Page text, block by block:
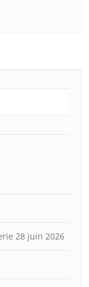
28 juin 2026